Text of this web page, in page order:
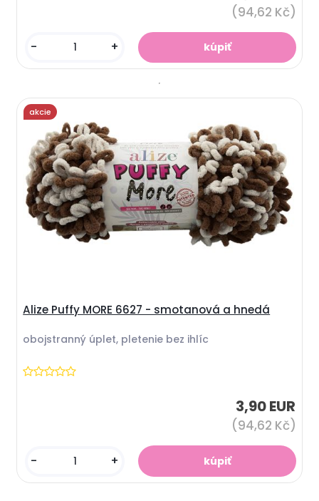
(94,62 Kč)
- +
Alize Puffy MORE 6627 - smotanová a hnedá
obojstranný úplet, pletenie bez ihlíc
3,90 EUR
(94,62 Kč)
- +
akcie